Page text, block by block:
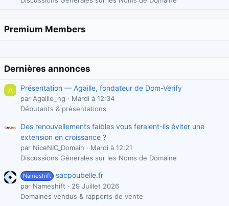
Premium Members
Dernières annonces
A Présentation — Agaille, fondateur de Dom-Verify
par Agaille_ng
Mardi à 12:34
Débutants & présentations
Des renouvellements faibles vous feraient-ils éviter une
extension en croissance ?
par NiceNIC_Domain
Mardi à 12:21
Discussions Générales sur les Noms de Domaine
Nameshift sacpoubelle.fr
par Nameshift
29 Juillet 2026
Domaines vendus & rapports de vente